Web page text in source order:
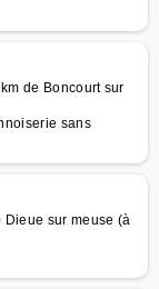
de Boncourt sur
sans
sur meuse (à